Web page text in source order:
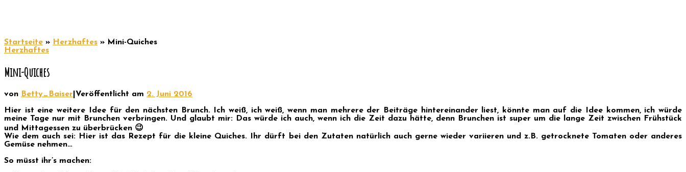
Startseite » Herzhaftes » Mini-Quiches
Herzhaftes
Mini-Quiches
von Betty_Baiser Veröffentlicht am 2. Juni 2016
Hier ist eine weitere Idee für den nächsten Brunch. Ich weiß, ich weiß, wenn man mehrere der Beiträge hintereinander liest, könnte man auf die Idee kommen, ich würde
meine Tage nur mit Brunchen verbringen. Und glaubt mir: Das würde ich auch, wenn ich die Zeit dazu hätte, denn Brunchen ist super um die lange Zeit zwischen Frühstück
und Mittagessen zu überbrücken 😉
Wie dem auch sei: Hier ist das Rezept für die kleine Quiches. Ihr dürft bei den Zutaten natürlich auch gerne wieder variieren und z.B. getrocknete Tomaten oder anderes
Gemüse nehmen…
So müsst ihr’s machen: